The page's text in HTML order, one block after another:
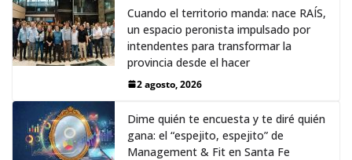
Cuando el territorio manda: nace RAÍS,
un espacio peronista impulsado por
intendentes para transformar la
provincia desde el hacer
2 agosto, 2026
Dime quién te encuesta y te diré quién
gana: el “espejito, espejito” de
Management & Fit en Santa Fe